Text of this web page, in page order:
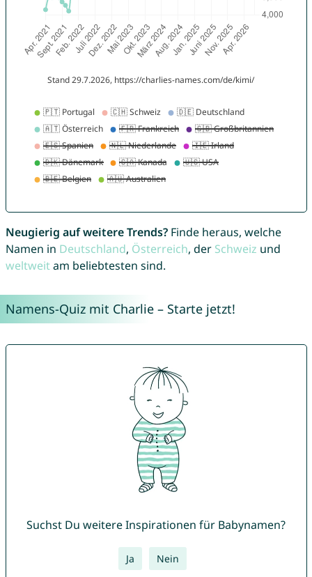
Neugierig auf weitere Trends?Finde heraus, welche
Namen in Deutschland, Österreich, der Schweiz und
weltweitam beliebtesten sind.
Namens-Quiz mit Charlie – Starte jetzt!
Suchst Du weitere Inspirationen für Babynamen?
Ja Nein